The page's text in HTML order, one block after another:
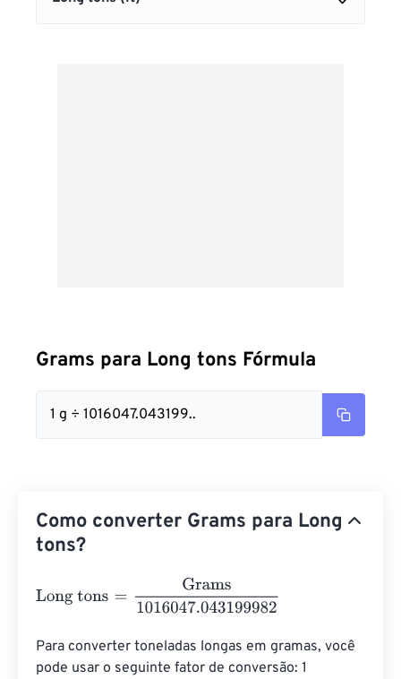
Grams para Long tons Fórmula
1 g ÷ 1016047.043199..
Como converter Grams para Long
tons?
Long tons 1016047.043199982
Para converter toneladas longas em gramas, você
pode usar o seguinte fator de conversão: 1